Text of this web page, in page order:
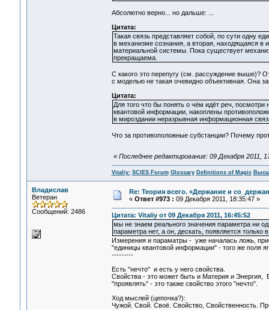
Абсолютно верно... но дальше: ...
Цитата:
Такая связь представляет собой, по сути одну
в механизме сознания, а вторая, находящаяся в
материальной системы. Пока существует
прекращаема.
С какого это перепугу (см. рассуждение выше)?
с моделью не такая очевидно объективная. Она
Цитата:
Для того что бы понять о чём идёт реч,
квантовой информации, накоплены
в мироздании неразрывная информационная
Что за противоположные субстанции? Почему
« Последнее редактирование: 09 Декабря 2011,
Vitaliy: SCIES Forum Glossary Definitions of Magic
Владислав
Ветеран
Сообщений: 2486
Re: Теория всего. «Держание и
« Ответ #973 : 09 Декабря 2011, 18:35:47 »
Цитата: Vitaliy от 09 Декабря 2011, 16:45:52
мы не знаем реального значения параметра ни
параметра нет, а он, дескать, появляется только
Измерения и параматры - уже началась ложь,
"единицы квантовой информации" - того же поля
---------
Есть "нечто" и есть у него свойства.
Свойства - это может быть и Материя и Энергия,
"проявлять" - это также свойство этого "нечто".
Ход мыслей (цепочка?):
Чужой. Свой. Своё. Свойство, Свойственность.